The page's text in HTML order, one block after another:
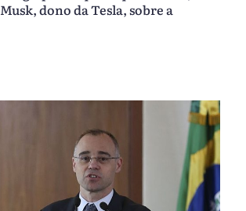
dono da Tesla, sobre a